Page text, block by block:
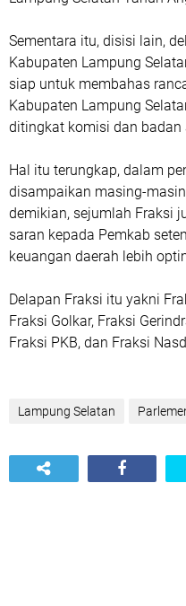
Sementara itu, disisi lain,
Kabupaten Lampung
siap untuk membahas
Kabupaten Lampung
ditingkat komisi dan badan
Hal itu terungkap, dalam
disampaikan masing-
demikian, sejumlah Fraksi
saran kepada Pemkab
keuangan daerah lebih
Delapan Fraksi itu yakni
Fraksi Golkar, Fraksi
Fraksi PKB, dan Fraksi
Lampung Selatan